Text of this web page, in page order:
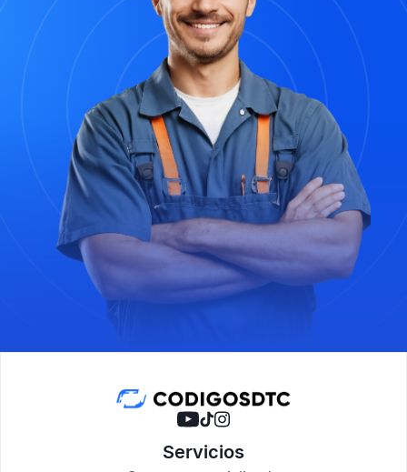
Servicios